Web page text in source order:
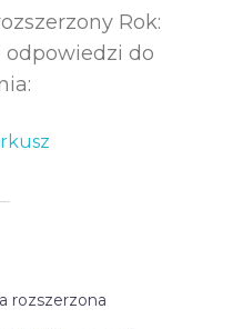
Rok:
odpowiedzi do
rozszerzona